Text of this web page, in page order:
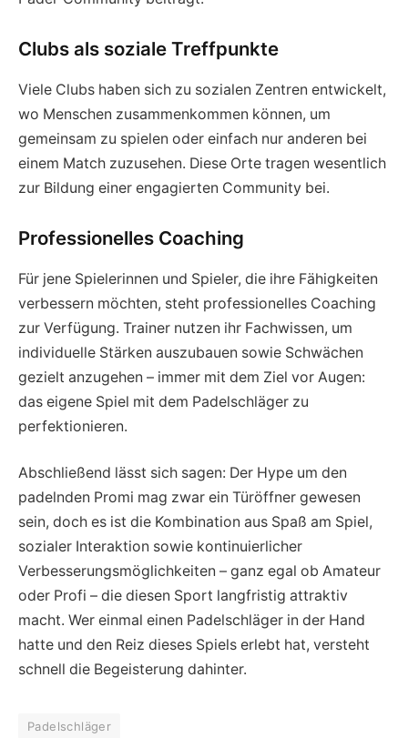
Clubs als soziale Treffpunkte
Viele Clubs haben sich zu sozialen Zentren entwickelt,
wo Menschen zusammenkommen können, um
gemeinsam zu spielen oder einfach nur anderen bei
einem Match zuzusehen. Diese Orte tragen wesentlich
zur Bildung einer engagierten Community bei.
Professionelles Coaching
Für jene Spielerinnen und Spieler, die ihre Fähigkeiten
verbessern möchten, steht professionelles Coaching
zur Verfügung. Trainer nutzen ihr Fachwissen, um
individuelle Stärken auszubauen sowie Schwächen
gezielt anzugehen – immer mit dem Ziel vor Augen:
das eigene Spiel mit dem Padelschläger zu
perfektionieren.
Abschließend lässt sich sagen: Der Hype um den
padelnden Promi mag zwar ein Türöffner gewesen
sein, doch es ist die Kombination aus Spaß am Spiel,
sozialer Interaktion sowie kontinuierlicher
Verbesserungsmöglichkeiten – ganz egal ob Amateur
oder Profi – die diesen Sport langfristig attraktiv
macht. Wer einmal einen Padelschläger in der Hand
hatte und den Reiz dieses Spiels erlebt hat, versteht
schnell die Begeisterung dahinter.
Padelschläger